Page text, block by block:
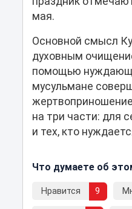
мая.
Основной смысл
духовным
помощью
мусульмане
на три части: для
и тех, кто
Что думаете об
Нравится 9